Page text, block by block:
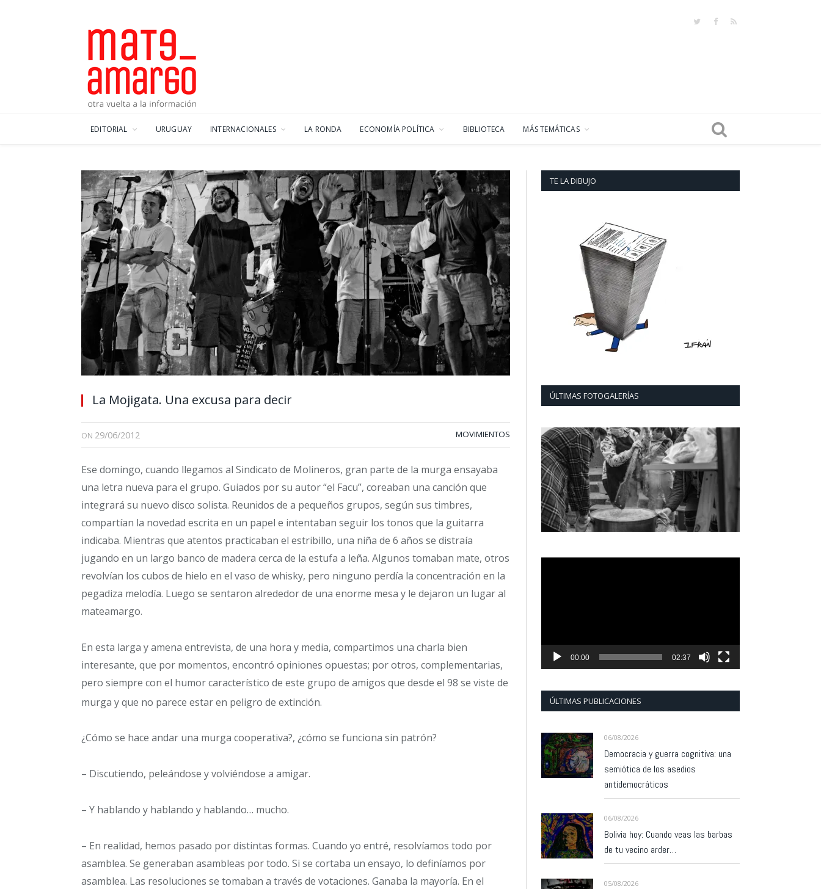
TwitterFacebook
RSS
EDITORIAL URUGUAY INTERNACIONALES LA RONDA ECONOMÍA POLÍTICA BIBLIOTECA MÁS TEMÁTICAS
La Mojigata. Una excusa para decir
ON 29/06/2012 MOVIMIENTOS
Ese domingo, cuando llegamos al Sindicato de Molineros, gran parte de la murga ensayaba
una letra nueva para el grupo. Guiados por su autor “el Facu”, coreaban una canción que
integrará su nuevo disco solista. Reunidos de a pequeños grupos, según sus timbres,
compartían la novedad escrita en un papel e intentaban seguir los tonos que la guitarra
indicaba. Mientras que atentos practicaban el estribillo, una niña de 6 años se distraía
jugando en un largo banco de madera cerca de la estufa a leña. Algunos tomaban mate, otros
revolvían los cubos de hielo en el vaso de whisky, pero ninguno perdía la concentración en la
pegadiza melodía. Luego se sentaron alrededor de una enorme mesa y le dejaron un lugar al
mateamargo.
En esta larga y amena entrevista, de una hora y media, compartimos una charla bien
interesante, que por momentos, encontró opiniones opuestas; por otros, complementarias,
pero siempre con el humor característico de este grupo de amigos que desde el 98 se viste de
murga y que no parece estar en peligro de extinción.
¿Cómo se hace andar una murga cooperativa?, ¿cómo se funciona sin patrón?
– Discutiendo, peleándose y volviéndose a amigar.
– Y hablando y hablando y hablando… mucho.
– En realidad, hemos pasado por distintas formas. Cuando yo entré, resolvíamos todo por
asamblea. Se generaban asambleas por todo. Si se cortaba un ensayo, lo definíamos por
asamblea. Las resoluciones se tomaban a través de votaciones. Ganaba la mayoría. En el
TE LA DIBUJO
ÚLTIMAS FOTOGALERÍAS
00:00 02:37
ÚLTIMAS PUBLICACIONES
06/08/2026
Democracia y guerra cognitiva: una
semiótica de los asedios
antidemocráticos
06/08/2026
Bolivia hoy: Cuando veas las barbas
de tu vecino arder…
05/08/2026